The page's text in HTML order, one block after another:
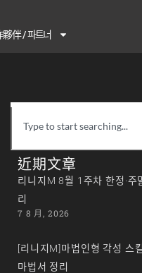
夥伴 / 파트너
近期文章
리니지M 8월 1주차 한정·주
리
7 8 月, 2026
[리니지M]마법인형 각성 스
마법서 정리